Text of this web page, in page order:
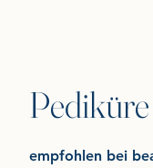
empfohlen bei